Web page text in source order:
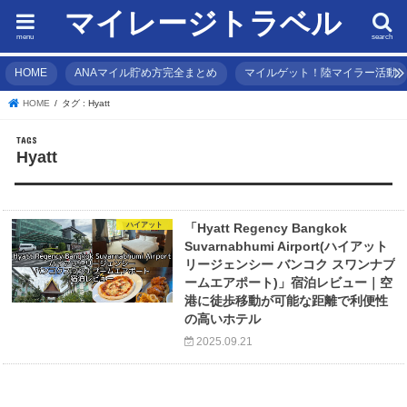
マイレージトラベル search
menu
HOME ANAマイル貯め方完全まとめ マイルゲット！陸マイラー活動
HOME タグ : Hyatt
Hyatt
ハイアット
「Hyatt Regency Bangkok
Suvarnabhumi Airport(ハイアット
リージェンシー バンコク スワンナプ
ームエアポート)」宿泊レビュー｜空
港に徒歩移動が可能な距離で利便性
の高いホテル
2025.09.21